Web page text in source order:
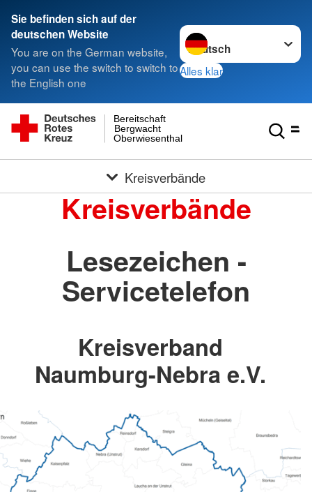
Sie befinden sich auf der
deutschen Website
You are on the German website,
you can use the switch to switch to
the English one
Sprache wechseln zu
Alles klar
Oberwiesenthal
Bergwacht
Bereitschaft
Kreisverbände
Kreisverbände
Lesezeichen -
Servicetelefon
Kreisverband
Naumburg-Nebra e.V.